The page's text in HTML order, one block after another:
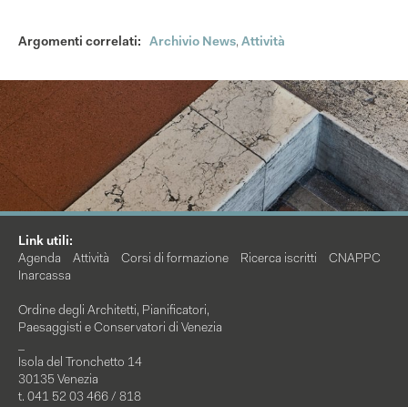
Argomenti correlati: Archivio News, Attività
Link utili:
Agenda
Attività Corsi di formazione Ricerca iscritti
CNAPPC
Inarcassa
Ordine degli Architetti, Pianificatori,
Paesaggisti e Conservatori di Venezia
Isola del Tronchetto 14
30135 Venezia
t. 041 52 03 466 / 818